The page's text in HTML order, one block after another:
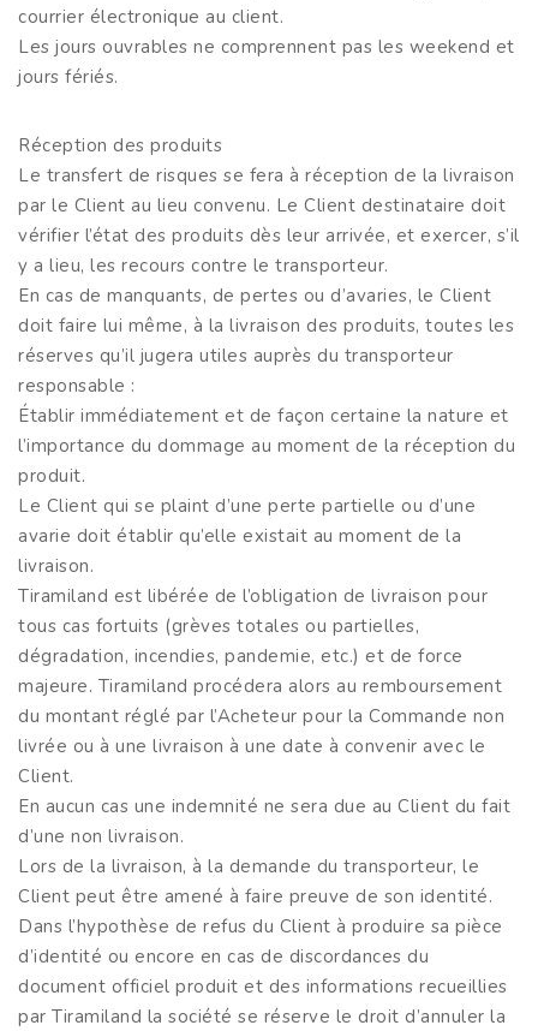
courrier électronique au client.
Les jours ouvrables ne comprennent pas les weekend et
jours fériés.
Réception des produits
Le transfert de risques se fera à réception de la livraison
par le Client au lieu convenu. Le Client destinataire doit
vérifier l’état des produits dès leur arrivée, et exercer, s’il
y a lieu, les recours contre le transporteur.
En cas de manquants, de pertes ou d’avaries, le Client
doit faire lui même, à la livraison des produits, toutes les
réserves qu’il jugera utiles auprès du transporteur
responsable :
Établir immédiatement et de façon certaine la nature et
l’importance du dommage au moment de la réception du
produit.
Le Client qui se plaint d’une perte partielle ou d’une
avarie doit établir qu’elle existait au moment de la
livraison.
Tiramiland est libérée de l’obligation de livraison pour
tous cas fortuits (grèves totales ou partielles,
dégradation, incendies, pandemie, etc.) et de force
majeure. Tiramiland procédera alors au remboursement
du montant réglé par l’Acheteur pour la Commande non
livrée ou à une livraison à une date à convenir avec le
Client.
En aucun cas une indemnité ne sera due au Client du fait
d’une non livraison.
Lors de la livraison, à la demande du transporteur, le
Client peut être amené à faire preuve de son identité.
Dans l’hypothèse de refus du Client à produire sa pièce
d’identité ou encore en cas de discordances du
document officiel produit et des informations recueillies
par Tiramiland la société se réserve le droit d’annuler la